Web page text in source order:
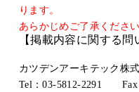
ります。
あらかじめご了承くださ
【掲載内容に関する問
カツデンアーキテック
Tel：03-5812-2291 Fax